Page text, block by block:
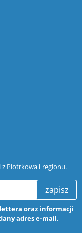
z Piotrkowa i regionu.
zapisz
oraz informacji
adres e-mail.